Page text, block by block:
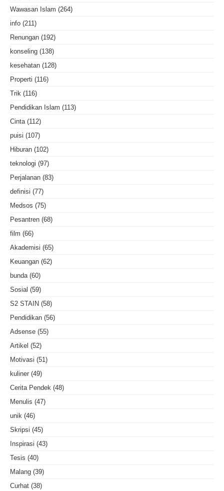
Wawasan Islam (264)
info (211)
Renungan (192)
konseling (138)
kesehatan (128)
Properti (116)
Trik (116)
Pendidikan Islam (113)
Cinta (112)
puisi (107)
Hiburan (102)
teknologi (97)
Perjalanan (83)
definisi (77)
Medsos (75)
Pesantren (68)
film (66)
Akademisi (65)
Keuangan (62)
bunda (60)
Sosial (59)
S2 STAIN (58)
Pendidikan (56)
Adsense (55)
Artikel (52)
Motivasi (51)
kuliner (49)
Cerita Pendek (48)
Menulis (47)
unik (46)
Skripsi (45)
Inspirasi (43)
Tesis (40)
Malang (39)
Curhat (38)